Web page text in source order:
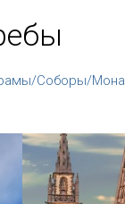
Соборы/